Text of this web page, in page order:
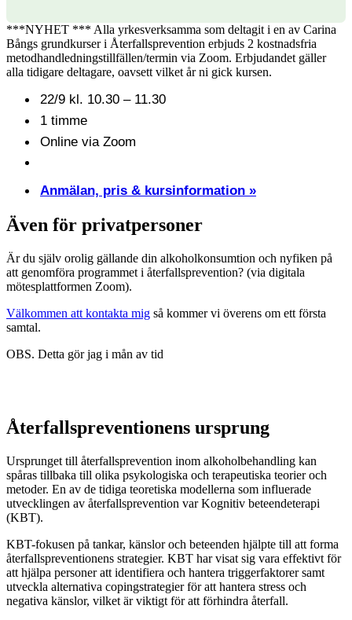
***NYHET *** Alla yrkesverksamma som deltagit i en av Carina
Bångs grundkurser i Återfallsprevention erbjuds 2 kostnadsfria
metodhandledningstillfällen/termin via Zoom. Erbjudandet gäller
alla tidigare deltagare, oavsett vilket år ni gick kursen.
22/9 kl. 10.30 – 11.30
1 timme
Online via Zoom
Anmälan, pris & kursinformation »
Även för privatpersoner
Är du själv orolig gällande din alkoholkonsumtion och nyfiken på
att genomföra programmet i återfallsprevention? (via digitala
mötesplattformen Zoom).
Välkommen att kontakta mig så kommer vi överens om ett första
samtal.
OBS. Detta gör jag i mån av tid
Återfallspreventionens ursprung
Ursprunget till återfallsprevention inom alkoholbehandling kan
spåras tillbaka till olika psykologiska och terapeutiska teorier och
metoder. En av de tidiga teoretiska modellerna som influerade
utvecklingen av återfallsprevention var Kognitiv beteendeterapi
(KBT).
KBT-fokusen på tankar, känslor och beteenden hjälpte till att forma
återfallspreventionens strategier. KBT har visat sig vara effektivt för
att hjälpa personer att identifiera och hantera triggerfaktorer samt
utveckla alternativa copingstrategier för att hantera stress och
negativa känslor, vilket är viktigt för att förhindra återfall.